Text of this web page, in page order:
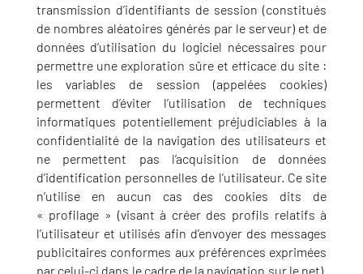
transmission d’identifiants de session (constitués
de nombres aléatoires générés par le serveur) et de
données d’utilisation du logiciel nécessaires pour
permettre une exploration sûre et efficace du site :
les variables de session (appelées cookies)
permettent d’éviter l’utilisation de techniques
informatiques potentiellement préjudiciables à la
confidentialité de la navigation des utilisateurs et
ne permettent pas l’acquisition de données
d’identification personnelles de l’utilisateur. Ce site
n’utilise en aucun cas des cookies dits de
« profilage » (visant à créer des profils relatifs à
l’utilisateur et utilisés afin d’envoyer des messages
publicitaires conformes aux préférences exprimées
par celui-ci dans le cadre de la navigation sur le net).